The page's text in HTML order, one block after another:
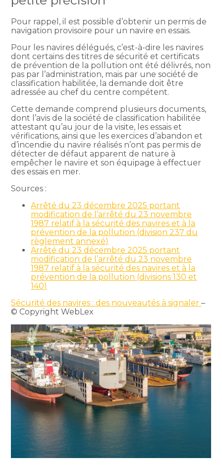
Pour rappel, il est possible d’obtenir un permis de
navigation provisoire pour un navire en essais.
Pour les navires délégués, c’est-à-dire les navires
dont certains des titres de sécurité et certificats
de prévention de la pollution ont été délivrés, non
pas par l’administration, mais par une société de
classification habilitée, la demande doit être
adressée au chef du centre compétent.
Cette demande comprend plusieurs documents,
dont l’avis de la société de classification habilitée
attestant qu’au jour de la visite, les essais et
vérifications, ainsi que les exercices d’abandon et
d’incendie du navire réalisés n’ont pas permis de
détecter de défaut apparent de nature à
empêcher le navire et son équipage à effectuer
des essais en mer.
Sources :
Arrêté du 23 décembre 2025 portant
modification de l’arrêté du 23 novembre
1987 relatif à la sécurité des navires et à la
prévention de la pollution (division 237 du
règlement annexé)
Arrêté du 23 décembre 2025 portant
modification de l’arrêté du 23 novembre
1987 relatif à la sécurité des navires et à la
prévention de la pollution (divisions 130 et
140)
Sécurité des navires : des nouveautés à signaler–
© Copyright WebLex